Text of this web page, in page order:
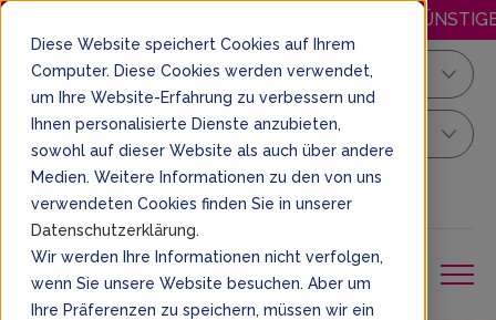
Diese Website speichert Cookies auf Ihrem
Computer. Diese Cookies werden verwendet,
um Ihre Website-Erfahrung zu verbessern und
Ihnen personalisierte Dienste anzubieten,
sowohl auf dieser Website als auch über andere
Medien. Weitere Informationen zu den von uns
verwendeten Cookies finden Sie in unserer
Datenschutzerklärung.
Wir werden Ihre Informationen nicht verfolgen,
wenn Sie unsere Website besuchen. Aber um
Ihre Präferenzen zu speichern, müssen wir ein
HAPPY.MITTWOCH: JEDEN MITTWOCH GÜNSTIGER
Kiel
Dein Sprung Ticket
EIN TICKET BUCHEN DE